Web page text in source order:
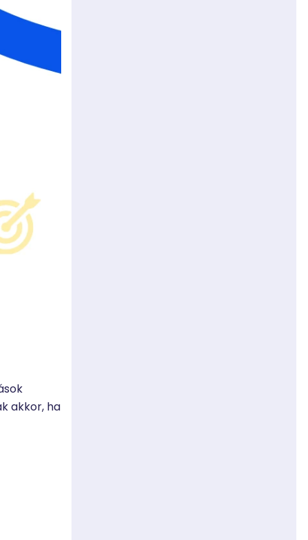
akkor, ha